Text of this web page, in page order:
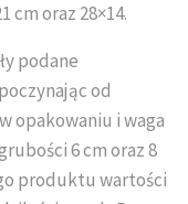
cm oraz 28×14.
podane
od
opakowaniu i waga
6 cm oraz 8
produktu wartości